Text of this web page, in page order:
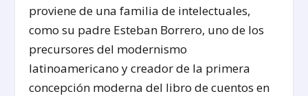
proviene de una familia de intelectuales,
como su padre Esteban Borrero, uno de los
precursores del modernismo
latinoamericano y creador de la primera
concepción moderna del libro de cuentos en